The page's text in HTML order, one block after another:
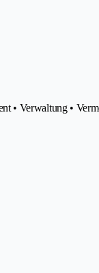
• Verwaltung •